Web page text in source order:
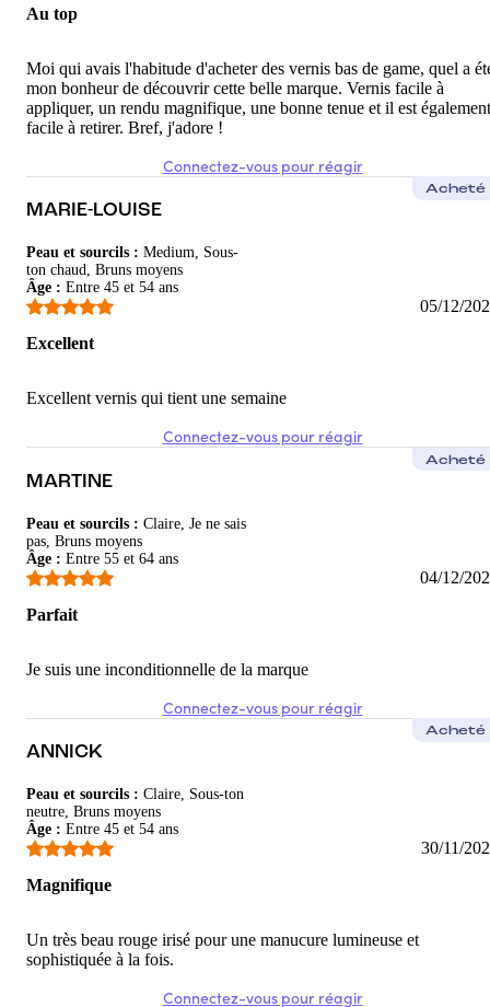
Au top
Moi qui avais l'habitude d'acheter des vernis bas de game, quel a
mon bonheur de découvrir cette belle marque. Vernis facile à
appliquer, un rendu magnifique, une bonne tenue et il est également
facile à retirer. Bref, j'adore !
Connectez-vous pour réagir
MARIE-LOUISE
Peau et sourcils : Medium, Sous-
ton chaud, Bruns moyens
Âge : Entre 45 et 54 ans
Acheté
05/12/
Excellent
Excellent vernis qui tient une semaine
Connectez-vous pour réagir
MARTINE
Peau et sourcils : Claire, Je ne sais
pas, Bruns moyens
Âge : Entre 55 et 64 ans
Acheté
04/12/
Parfait
Je suis une inconditionnelle de la marque
Connectez-vous pour réagir
ANNICK
Peau et sourcils : Claire, Sous-ton
neutre, Bruns moyens
Âge : Entre 45 et 54 ans
Acheté
30/11/
Magnifique
Un très beau rouge irisé pour une manucure lumineuse et
sophistiquée à la fois.
Connectez-vous pour réagir